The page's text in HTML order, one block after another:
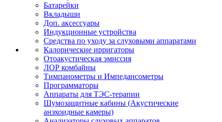
Батарейки
Вкладыши
Доп. аксессуары
Индукционные устройства
Средства по уходу за слуховыми аппаратами
Калорические ирригаторы
Отоакустическая эмиссия
ЛОР комбайны
Тимпанометры и Импедансометры
Программаторы
Аппараты для ТЭС-терапии
Шумозащитные кабины (Акустические
анэхоидные камеры)